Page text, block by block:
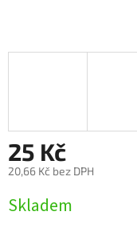
25 Kč
20,66 Kč bez DPH
cena:
Skladem